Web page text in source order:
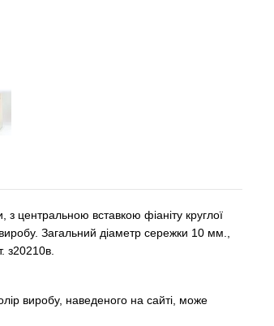
з центральною вставкою фіаніту круглої
Загальний діаметр сережки 10 мм.,
з20210в.
виробу, наведеного на сайті, може